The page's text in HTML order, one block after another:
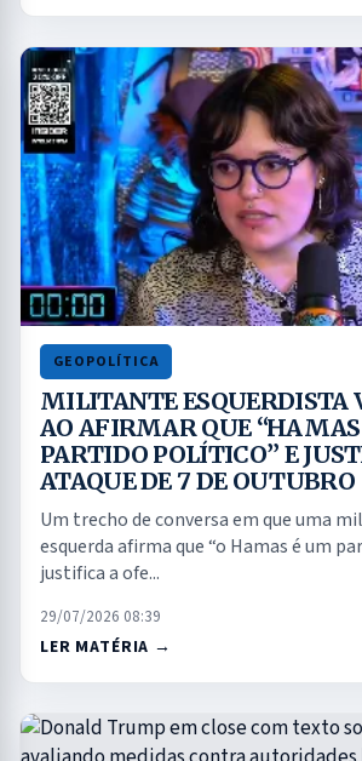
GEOPOLÍTICA
MILITANTE ESQUERDISTA
AO AFIRMAR QUE
PARTIDO POLÍTICO” E
ATAQUE DE 7 DE OUTUBRO
Um trecho de conversa em que uma
esquerda afirma que “o Hamas é um
justifica a ofe...
29/07/2026 08:39
LER MATÉRIA →